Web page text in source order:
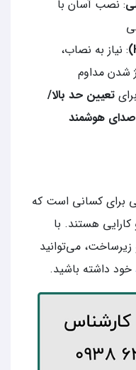
: نصب آسان با
: نیاز به نصاب،
شدن مداوم
تعیین حد بالا/
صدای هوشمند
برای کسانی است که
کارایی هستند. با
می‌توانید
خود داشته باشید.